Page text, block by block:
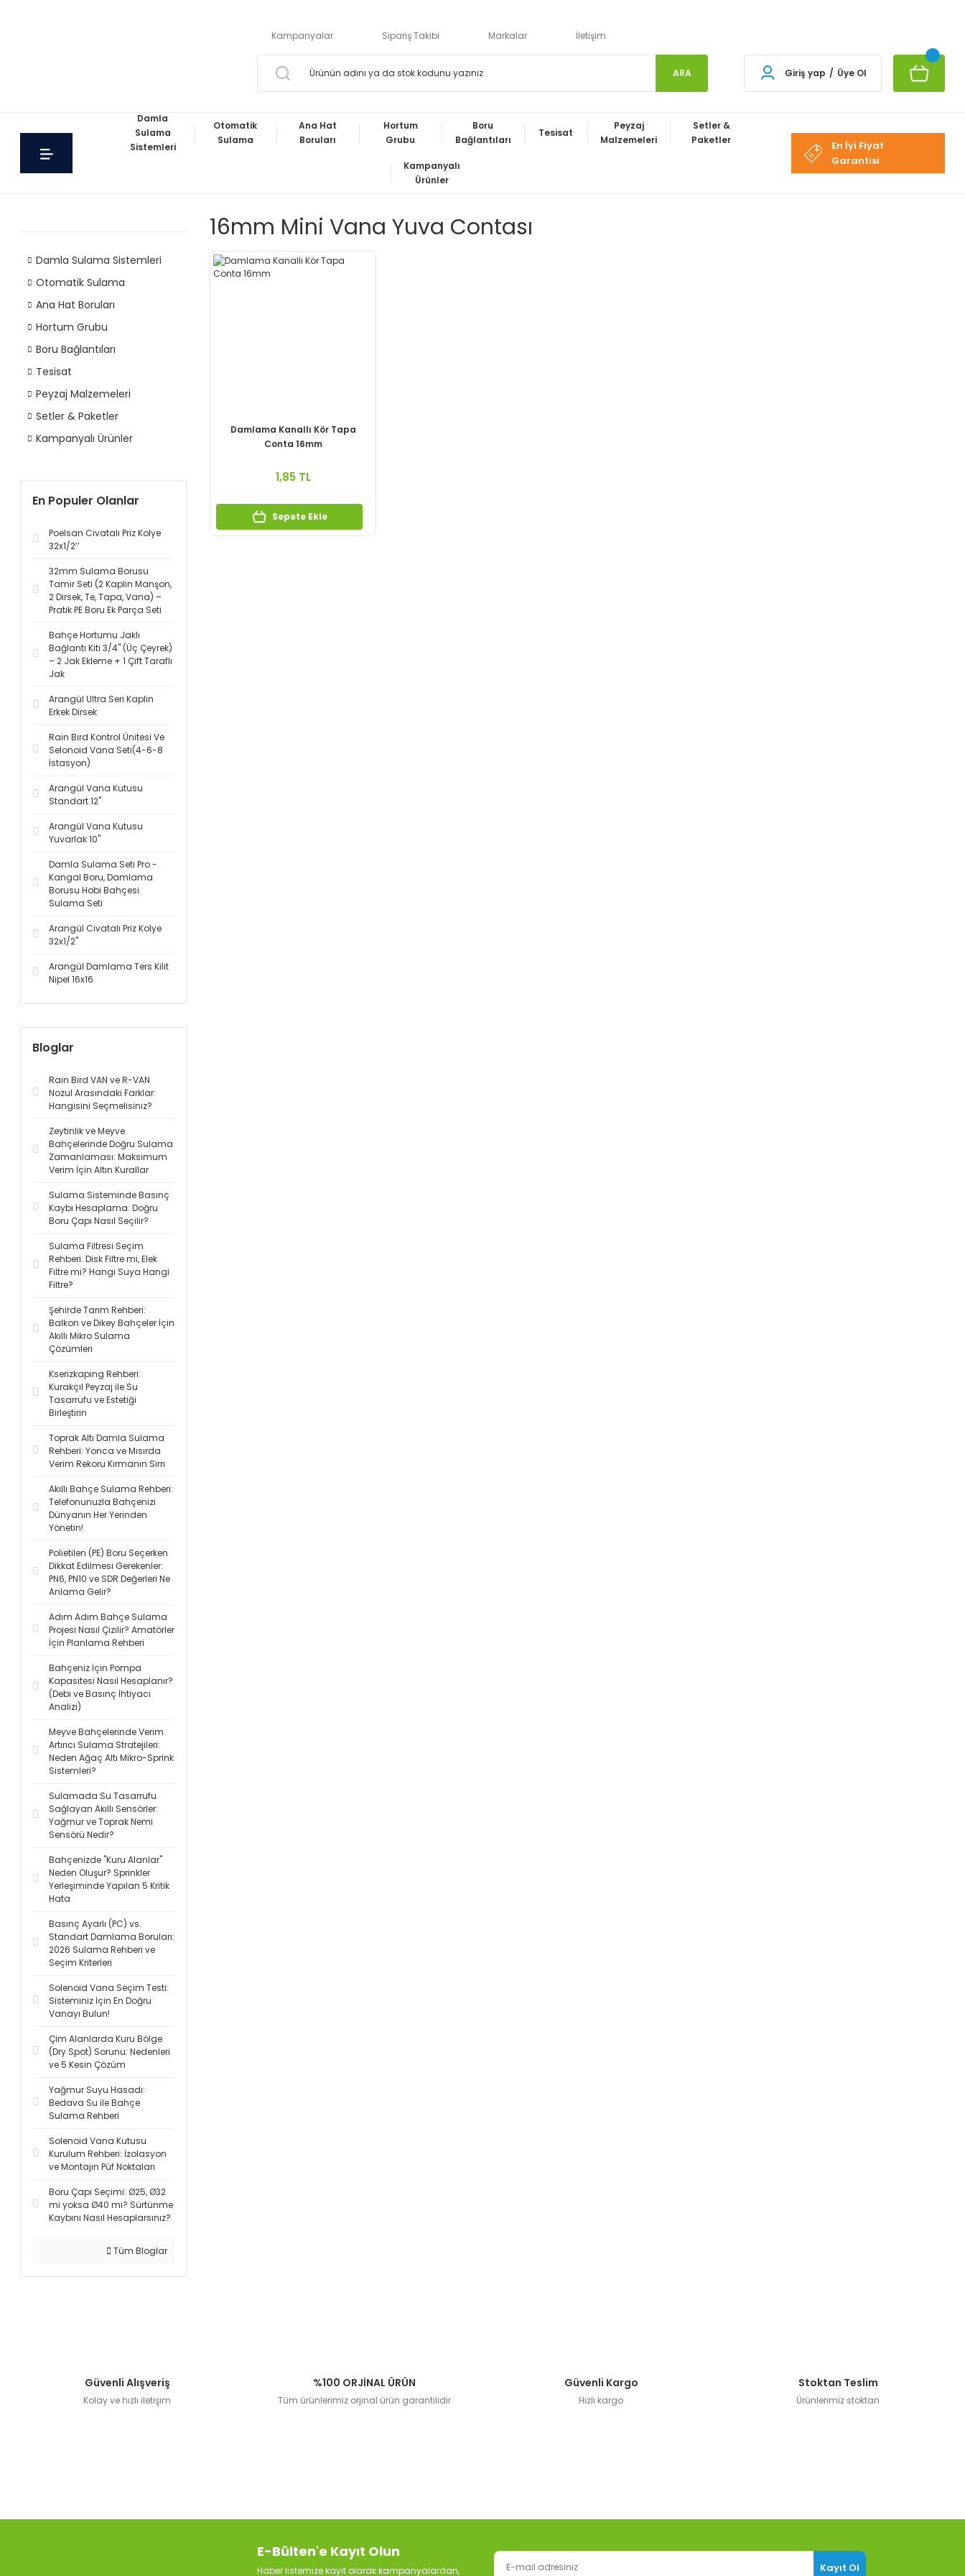
Kampanyalar Sipariş Takibi Markalar İletişim
ARA Giriş yap / Üye Ol
Damla
Sulama
Sistemleri
Otomatik
Sulama
Ana Hat
Boruları
Hortum
Grubu
Boru
Bağlantıları
Tesisat
Peyzaj
Malzemeleri
Setler &
Paketler
Kampanyalı
Ürünler
En İyi Fiyat
Garantisi
Damla Sulama Sistemleri
Otomatik Sulama
Ana Hat Boruları
Hortum Grubu
Boru Bağlantıları
Tesisat
Peyzaj Malzemeleri
Setler & Paketler
Kampanyalı Ürünler
En Populer Olanlar
Poelsan Civatalı Priz Kolye
32x1/2’’
32mm Sulama Borusu
Tamir Seti (2 Kaplin Manşon,
2 Dirsek, Te, Tapa, Vana) –
Pratik PE Boru Ek Parça Seti
Bahçe Hortumu Jaklı
Bağlantı Kiti 3/4'' (Üç Çeyrek)
– 2 Jak Ekleme + 1 Çift Taraflı
Jak
Arangül Ultra Seri Kaplin
Erkek Dirsek
Rain Bird Kontrol Ünitesi Ve
Selonoid Vana Seti(4-6-8
İstasyon)
Arangül Vana Kutusu
Standart 12''
Arangül Vana Kutusu
Yuvarlak 10''
Damla Sulama Seti Pro -
Kangal Boru, Damlama
Borusu Hobi Bahçesi
Sulama Seti
Arangül Civatalı Priz Kolye
32x1/2''
Arangül Damlama Ters Kilit
Nipel 16x16
Bloglar
Rain Bird VAN ve R-VAN
Nozul Arasındaki Farklar:
Hangisini Seçmelisiniz?
Zeytinlik ve Meyve
Bahçelerinde Doğru Sulama
Zamanlaması: Maksimum
Verim İçin Altın Kurallar
Sulama Sisteminde Basınç
Kaybı Hesaplama: Doğru
Boru Çapı Nasıl Seçilir?
Sulama Filtresi Seçim
Rehberi: Disk Filtre mi, Elek
Filtre mi? Hangi Suya Hangi
Filtre?
Şehirde Tarım Rehberi:
Balkon ve Dikey Bahçeler İçin
Akıllı Mikro Sulama
Çözümleri
Kserizkaping Rehberi:
Kurakçıl Peyzaj ile Su
Tasarrufu ve Estetiği
Birleştirin
Toprak Altı Damla Sulama
Rehberi: Yonca ve Mısırda
Verim Rekoru Kırmanın Sırrı
Akıllı Bahçe Sulama Rehberi:
Telefonunuzla Bahçenizi
Dünyanın Her Yerinden
Yönetin!
Polietilen (PE) Boru Seçerken
Dikkat Edilmesi Gerekenler:
PN6, PN10 ve SDR Değerleri Ne
Anlama Gelir?
Adım Adım Bahçe Sulama
Projesi Nasıl Çizilir? Amatörler
İçin Planlama Rehberi
Bahçeniz İçin Pompa
Kapasitesi Nasıl Hesaplanır?
(Debi ve Basınç İhtiyacı
Analizi)
Meyve Bahçelerinde Verim
Artırıcı Sulama Stratejileri:
Neden Ağaç Altı Mikro-Sprink
Sistemleri?
Sulamada Su Tasarrufu
Sağlayan Akıllı Sensörler:
Yağmur ve Toprak Nemi
Sensörü Nedir?
Bahçenizde "Kuru Alanlar"
Neden Oluşur? Sprinkler
Yerleşiminde Yapılan 5 Kritik
Hata
Basınç Ayarlı (PC) vs.
Standart Damlama Boruları:
2026 Sulama Rehberi ve
Seçim Kriterleri
Solenoid Vana Seçim Testi:
Sisteminiz İçin En Doğru
Vanayı Bulun!
Çim Alanlarda Kuru Bölge
(Dry Spot) Sorunu: Nedenleri
ve 5 Kesin Çözüm
Yağmur Suyu Hasadı:
Bedava Su ile Bahçe
Sulama Rehberi
Solenoid Vana Kutusu
Kurulum Rehberi: İzolasyon
ve Montajın Püf Noktaları
Boru Çapı Seçimi: Ø25, Ø32
mi yoksa Ø40 mı? Sürtünme
Kaybını Nasıl Hesaplarsınız?
Tüm Bloglar
16mm Mini Vana Yuva Contası
Damlama Kanallı Kör Tapa
Conta 16mm
1,85 TL
Sepete Ekle
Güvenli Alışveriş
Kolay ve hızlı iletişim
%100 ORJİNAL ÜRÜN
Tüm ürünlerimiz orjinal ürün garantilidir
Güvenli Kargo
Hızlı kargo
Stoktan Teslim
Ürünlerimiz stoktan
E-Bülten'e Kayıt Olun
Haber listemize kayıt olarak kampanyalardan, Kayıt Ol